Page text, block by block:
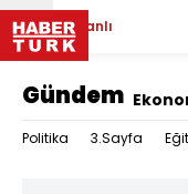
Canlı
Gündem
Politika 3.Sayfa